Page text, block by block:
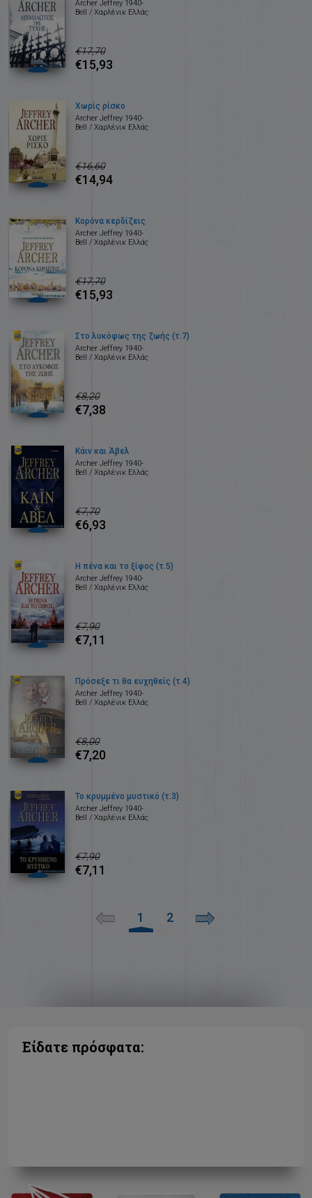
Archer Jeffrey 1940-
Bell / Χαρλένικ Ελλάς
€17,70
€15,93
Χωρίς ρίσκο
Archer Jeffrey 1940-
Bell / Χαρλένικ Ελλάς
€16,60
€14,94
Κορόνα κερδίζεις
Archer Jeffrey 1940-
Bell / Χαρλένικ Ελλάς
€17,70
€15,93
Στο λυκόφως της ζωής (τ.7)
Archer Jeffrey 1940-
Bell / Χαρλένικ Ελλάς
€8,20
€7,38
Κάιν και Άβελ
Archer Jeffrey 1940-
Bell / Χαρλένικ Ελλάς
€7,70
€6,93
Η πένα και το ξίφος (τ.5)
Archer Jeffrey 1940-
Bell / Χαρλένικ Ελλάς
€7,90
€7,11
Πρόσεξε τι θα ευχηθείς (τ.4)
Archer Jeffrey 1940-
Bell / Χαρλένικ Ελλάς
€8,00
€7,20
Το κρυμμένο μυστικό (τ.3)
Archer Jeffrey 1940-
Bell / Χαρλένικ Ελλάς
€7,90
€7,11
1 2
Είδατε πρόσφατα: